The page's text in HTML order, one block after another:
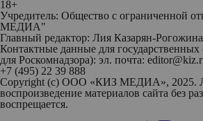
18+
Учредитель: Общество с ограниченной
МЕДИА"
Главный редактор: Лия Казарян-Рогожина
Контактные данные для государственных
для Роскомнадзора): эл. почта:
+7 (495) 22 39 888
Copyright (с) ООО «КИЗ МЕДИА», 2025.
воспроизведение материалов сайта без
воспрещается.